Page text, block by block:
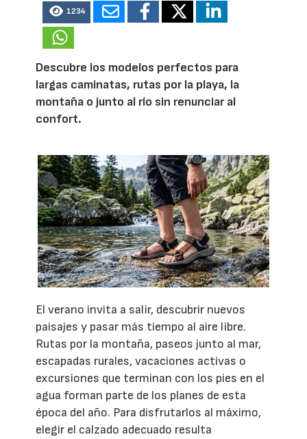
1234
Descubre los modelos perfectos para
largas caminatas, rutas por la playa, la
montaña o junto al río sin renunciar al
confort.
El verano invita a salir, descubrir nuevos
paisajes y pasar más tiempo al aire libre.
Rutas por la montaña, paseos junto al mar,
escapadas rurales, vacaciones activas o
excursiones que terminan con los pies en el
agua forman parte de los planes de esta
época del año. Para disfrutarlos al máximo,
elegir el calzado adecuado resulta